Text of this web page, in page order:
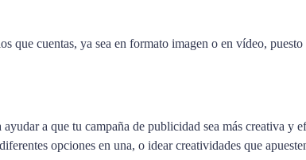
cuentas, ya sea en formato imagen o en vídeo, puesto
a que tu campaña de publicidad sea más creativa y
opciones en una, o idear creatividades que